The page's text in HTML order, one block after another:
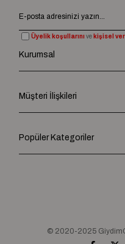
Üyelik koşullarını ve kişisel
Kurumsal
Müşteri İlişkileri
Popüler Kategoriler
© 2020-2025